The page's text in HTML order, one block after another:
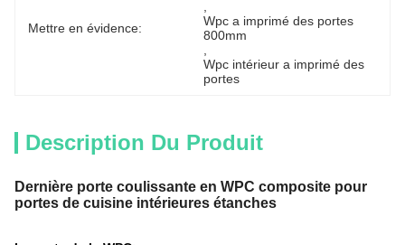
Mettre en évidence:
Wpc a imprimé des portes
800mm
Wpc intérieur a imprimé des
portes
Description Du Produit
Dernière porte coulissante en WPC composite pour
portes de cuisine intérieures étanches